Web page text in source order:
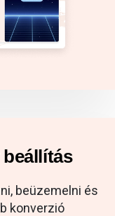
beüzemelni és
konverzió